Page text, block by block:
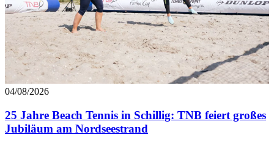
04/08/2026
25 Jahre Beach Tennis in Schillig: TNB feiert großes
Jubiläum am Nordseestrand